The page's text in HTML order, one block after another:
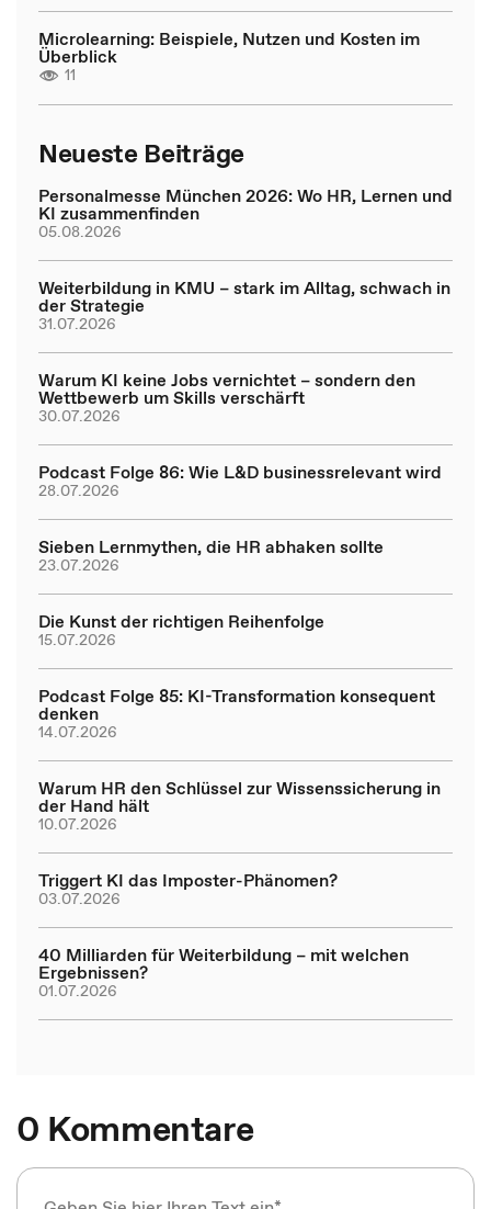
Microlearning: Beispiele, Nutzen und Kosten im
Überblick
11
Neueste Beiträge
Personalmesse München 2026: Wo HR, Lernen und
KI zusammenfinden
05.08.2026
Weiterbildung in KMU – stark im Alltag, schwach in
der Strategie
31.07.2026
Warum KI keine Jobs vernichtet – sondern den
Wettbewerb um Skills verschärft
30.07.2026
Podcast Folge 86: Wie L&D businessrelevant wird
28.07.2026
Sieben Lernmythen, die HR abhaken sollte
23.07.2026
Die Kunst der richtigen Reihenfolge
15.07.2026
Podcast Folge 85: KI-Transformation konsequent
denken
14.07.2026
Warum HR den Schlüssel zur Wissenssicherung in
der Hand hält
10.07.2026
Triggert KI das Imposter-Phänomen?
03.07.2026
40 Milliarden für Weiterbildung – mit welchen
Ergebnissen?
01.07.2026
0 Kommentare